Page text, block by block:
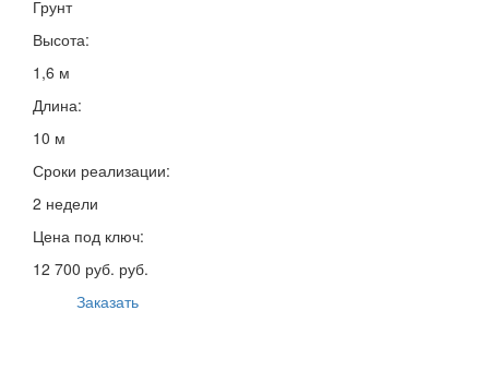
Грунт
Высота:
1,6 м
Длина:
10 м
Сроки реализации:
2 недели
Цена под ключ:
12 700 руб. руб.
Заказать